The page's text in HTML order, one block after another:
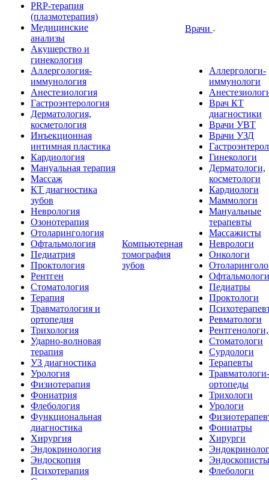
PRP-терапия
(плазмотерапия)
Медицинские
анализы
Акушерство и
гинекология
Аллергология-
иммунология
Анестезиология
Гастроэнтерология
Дерматология,
косметология
Инъекционная
интимная пластика
Кардиология
Мануальная терапия
Массаж
КТ диагностика
зубов
Неврология
Озонотерапия
Отоларингология
Офтальмология
Педиатрия
Проктология
Рентген
Стоматология
Терапия
Травматология и
ортопедия
Трихология
Ударно-волновая
терапия
УЗ диагностика
Урология
Физиотерапия
Фониатрия
Флебология
Функциональная
диагностика
Хирургия
Эндокринология
Эндоскопия
Психотерапия
Компьютерная
томография
зубов
Врачи
Аллергологи-
иммунологи
Врач КТ
диагностики
Врачи УВТ
Врачи УЗД
Гинекологи
Дерматологи,
косметологи
Кардиологи
Маммологи
Мануальные
терапевты
Массажисты
Неврологи
Онкологи
Офтальмологи
Педиатры
Проктологи
Ревматологи
Стоматологи
Сурдологи
Терапевты
Травматологи-
ортопеды
Трихологи
Урологи
Фониатры
Хирурги
Эндоскописты
Флебологи